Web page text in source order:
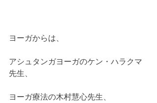
ヨーガからは、
アシュタンガヨーガのケン・ハラクマ
先生、
ヨーガ療法の木村慧心先生、